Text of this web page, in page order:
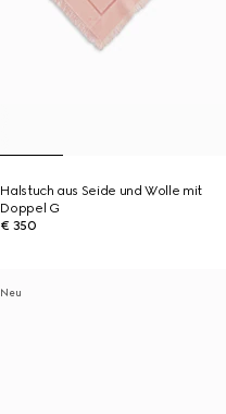
Halstuch aus Seide und Wolle mit
Doppel G
€ 350
Neu